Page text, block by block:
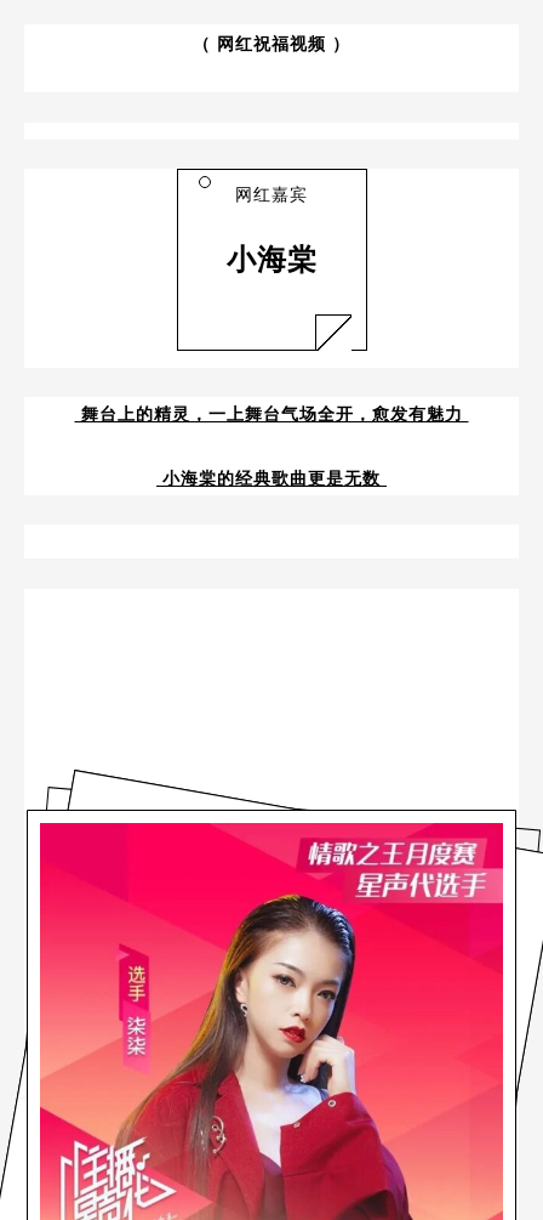
（ 网红祝福视频 ）
网红嘉宾
小海棠
舞台上的精灵，一上舞台气场全开，愈发有魅力
小海棠的经典歌曲更是无数